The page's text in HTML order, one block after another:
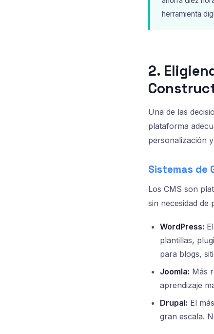
herramienta
2.
Una de las
plataforma
personalización
Sistemas de
Los CMS son
sin necesidad de
WordPress:
plantillas,
para blogs,
Joomla: Más
aprendizaje
Drupal: El
gran escala.